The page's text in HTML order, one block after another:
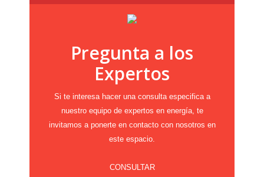
Pregunta a los
Expertos
Si te interesa hacer una consulta especifica a
nuestro equipo de expertos en energía, te
invitamos a ponerte en contacto con nosotros en
este espacio.
CONSULTAR